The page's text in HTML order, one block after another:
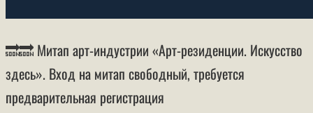
🔜🔜 ​​​​​​​Митап арт-индустрии «Арт-резиденции. Искусство
здесь». Вход на митап свободный, требуется
предварительная регистрация